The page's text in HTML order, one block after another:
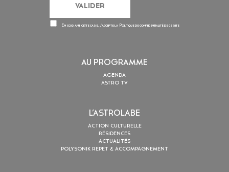
En cochant cette case, j’accepte la Politique de confidentialitéde ce site
AU PROGRAMME
AGENDA
ASTRO TV
L’ASTROLABE
ACTION CULTURELLE
RÉSIDENCES
ACTUALITÉS
POLYSONIK REPET & ACCOMPAGNEMENT